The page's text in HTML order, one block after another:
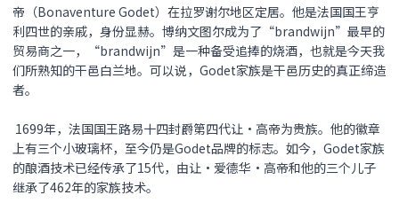
帝（Bonaventure Godet）在拉罗谢尔地区定居。他是法国国王亨
利四世的亲戚，身份显赫。博纳文图尔成为了“brandwijn”最早的
贸易商之一，“brandwijn”是一种备受追捧的烧酒，也就是今天我
们所熟知的干邑白兰地。可以说，Godet家族是干邑历史的真正缔造
者。
1699年，法国国王路易十四封爵第四代让·高帝为贵族。他的徽章
上有三个小玻璃杯，至今仍是Godet品牌的标志。如今，Godet家族
的酿酒技术已经传承了15代，由让·爱德华·高帝和他的三个儿子
继承了462年的家族技术。